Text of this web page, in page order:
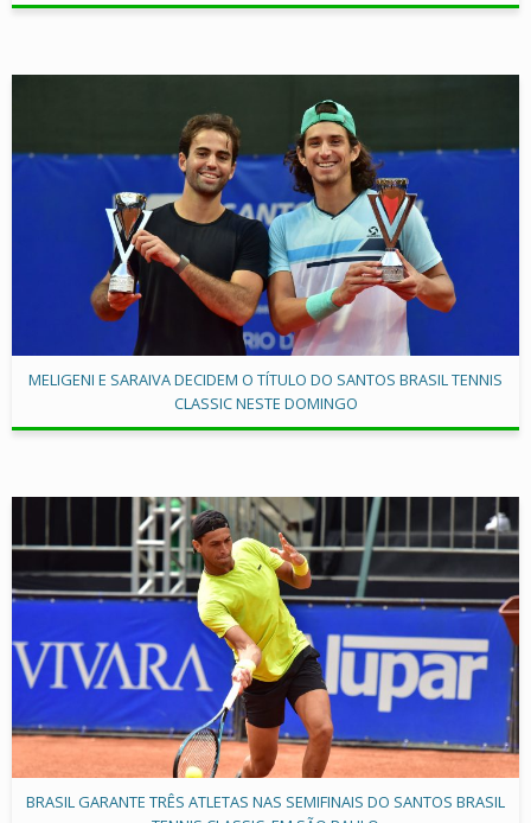
MELIGENI E SARAIVA DECIDEM O TÍTULO DO SANTOS BRASIL TENNIS
CLASSIC NESTE DOMINGO
BRASIL GARANTE TRÊS ATLETAS NAS SEMIFINAIS DO SANTOS BRASIL